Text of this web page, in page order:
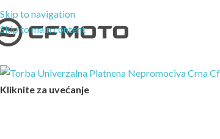
Skip to navigation
Skip to main content
Kliknite za uvećanje